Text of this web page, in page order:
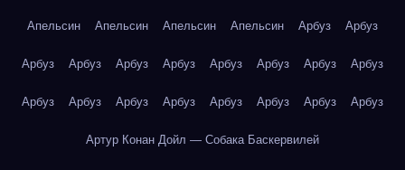
Апельсин Апельсин Апельсин Апельсин Арбуз Арбуз
Арбуз Арбуз Арбуз Арбуз Арбуз Арбуз Арбуз Арбуз
Арбуз Арбуз Арбуз Арбуз Арбуз Арбуз Арбуз Арбуз
Артур Конан Дойл — Собака Баскервилей